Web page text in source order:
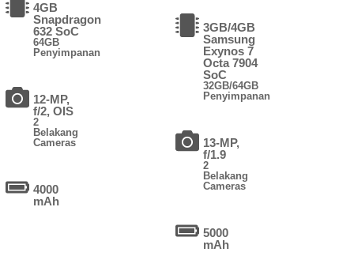
4GB
Snapdragon
632 SoC
64GB
Penyimpanan
12-MP,
f/2, OIS
2
Belakang
Cameras
4000
mAh
3GB/4GB
Samsung
Exynos 7
Octa 7904
SoC
32GB/64GB
Penyimpanan
13-MP,
f/1.9
2
Belakang
Cameras
5000
mAh